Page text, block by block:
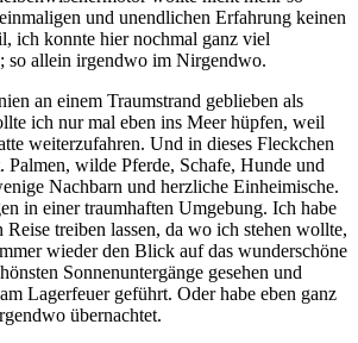
und unendlichen Erfahrung keinen
ich konnte hier nochmal ganz viel
so allein irgendwo im Nirgendwo.
an einem Traumstrand geblieben als
ich nur mal eben ins Meer hüpfen, weil
weiterzufahren. Und in dieses Fleckchen
Palmen, wilde Pferde, Schafe, Hunde und
Nachbarn und herzliche Einheimische.
in einer traumhaften Umgebung. Ich habe
Reise treiben lassen, da wo ich stehen wollte,
wieder den Blick auf das wunderschöne
Sonnenuntergänge gesehen und
Lagerfeuer geführt. Oder habe eben ganz
übernachtet.